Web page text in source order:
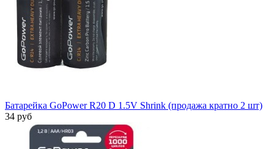
Батарейка GoPower R20 D 1.5V Shrink (продажа кратно 2 шт)
34 руб